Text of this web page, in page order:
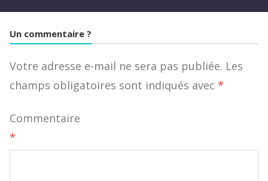
Un commentaire ?
Votre adresse e-mail ne sera pas publiée. Les
champs obligatoires sont indiqués avec *
Commentaire
*